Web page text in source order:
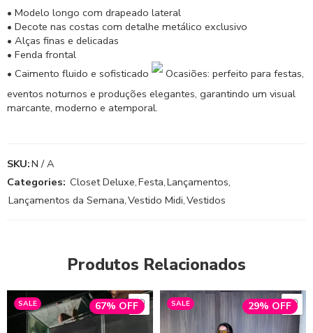
• Modelo longo com drapeado lateral
• Decote nas costas com detalhe metálico exclusivo
• Alças finas e delicadas
• Fenda frontal
• Caimento fluido e sofisticado
Ocasiões: perfeito para festas,
eventos noturnos e produções elegantes, garantindo um visual
marcante, moderno e atemporal.
SKU:N / A
Categories: Closet Deluxe,Festa,Lançamentos,
Lançamentos da Semana,Vestido Midi,Vestidos
Produtos Relacionados
SALE 67% OFF SALE 29% OFF